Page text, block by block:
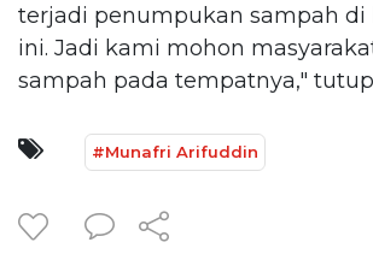
terjadi penumpukan sampah di
ini. Jadi kami mohon
sampah pada tempatnya,"
#Munafri Arifuddin